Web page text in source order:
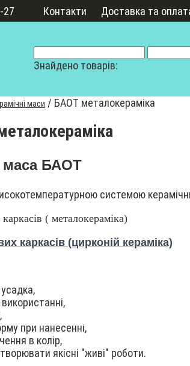
27 Контакти Доставка та
Знайдено товарів:
маси / БАОТ металокераміка
маса БАОТ
исокотемпературною системою
( металокераміка)
каркасів (цирконій кераміка)
при нанесенні,
в колір,
якісні "живі" роботи.